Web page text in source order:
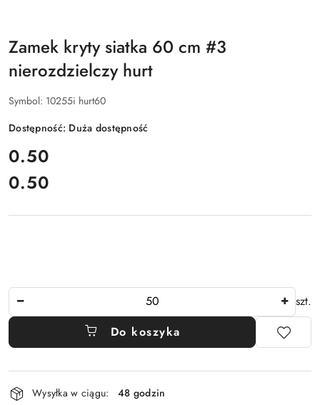
Zamek kryty siatka 60 cm #3
nierozdzielczy hurt
Symbol: 10255i hurt60
Dostępność: Duża dostępność
cena:
0.50
Cena:
0.50
szt.
Do koszyka
Dostępność
i
Wysyłka w ciągu: 48 godzin